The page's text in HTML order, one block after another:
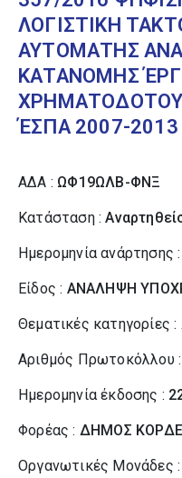
ΛΟΓΙΣΤΙΚΗ
ΑΥΤΟΜΑΤΗΣ
ΚΑΤΑΝΟΜΗΣ
ΈΣΠΑ 2007-2013
ΑΔΑ : ΩΦ19ΩΛΒ-ΦΝΞ
Κατάσταση :
Ημερομηνία ανάρτησης :
Είδος : ΑΝΑΛΗΨΗ
Θεματικές κατηγορίες :
Αριθμός Πρωτοκόλλου :
Ημερομηνία έκδοσης :
Φορέας : ΔΗΜΟΣ
Οργανωτικές Μονάδες